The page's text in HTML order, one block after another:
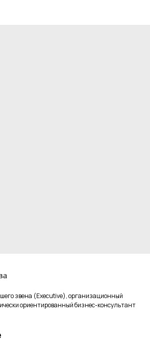
звена (Executive), организационный
ориентированный бизнес-консультант